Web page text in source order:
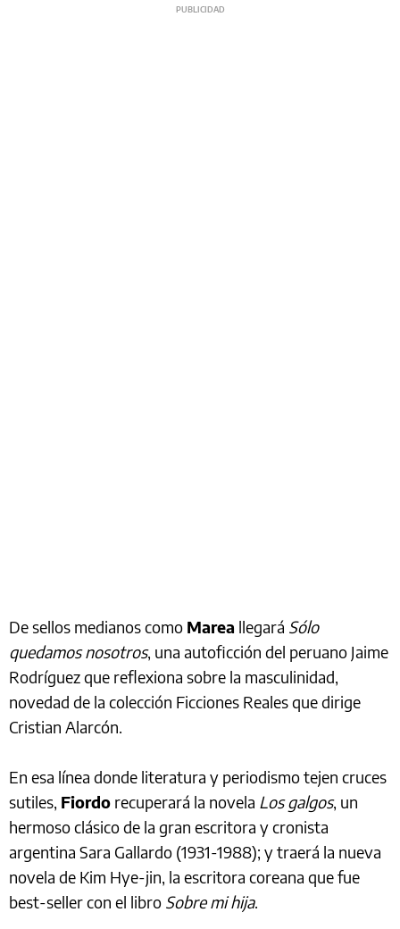
De sellos medianos como Marea llegará Sólo
quedamos nosotros, una autoficción del peruano Jaime
Rodríguez que reflexiona sobre la masculinidad,
novedad de la colección Ficciones Reales que dirige
Cristian Alarcón.
En esa línea donde literatura y periodismo tejen cruces
sutiles, Fiordo recuperará la novela Los galgos, un
hermoso clásico de la gran escritora y cronista
argentina Sara Gallardo (1931-1988); y traerá la nueva
novela de Kim Hye-jin, la escritora coreana que fue
best-seller con el libro Sobre mi hija.